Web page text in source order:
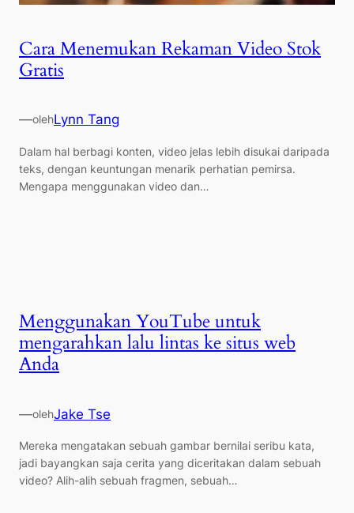
Cara Menemukan Rekaman Video Stok
Gratis
—olehLynn Tang
Dalam hal berbagi konten, video jelas lebih disukai daripada
teks, dengan keuntungan menarik perhatian pemirsa.
Mengapa menggunakan video dan…
Menggunakan YouTube untuk
mengarahkan lalu lintas ke situs web
Anda
—olehJake Tse
Mereka mengatakan sebuah gambar bernilai seribu kata,
jadi bayangkan saja cerita yang diceritakan dalam sebuah
video? Alih-alih sebuah fragmen, sebuah…